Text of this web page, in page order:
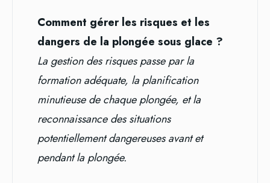
Comment gérer les risques et les
dangers de la plongée sous glace ?
La gestion des risques passe par la
formation adéquate, la planification
minutieuse de chaque plongée, et la
reconnaissance des situations
potentiellement dangereuses avant et
pendant la plongée.